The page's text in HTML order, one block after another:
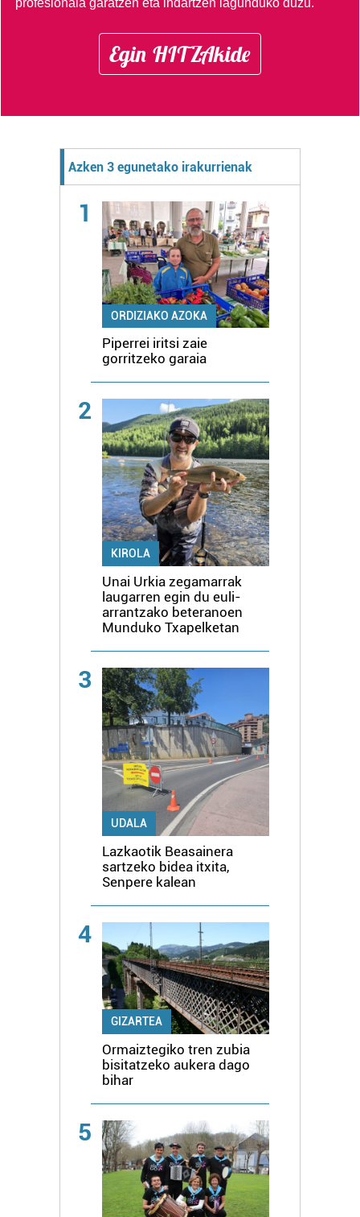
profesionala garatzen eta indartzen lagunduko duzu.
Egin HITZAkide
Azken 3 egunetako irakurrienak
1
ORDIZIAKO AZOKA
Piperrei iritsi zaie
gorritzeko garaia
2
KIROLA
Unai Urkia zegamarrak
laugarren egin du euli-
arrantzako beteranoen
Munduko Txapelketan
3
UDALA
Lazkaotik Beasainera
sartzeko bidea itxita,
Senpere kalean
4
GIZARTEA
Ormaiztegiko tren zubia
bisitatzeko aukera dago
bihar
5